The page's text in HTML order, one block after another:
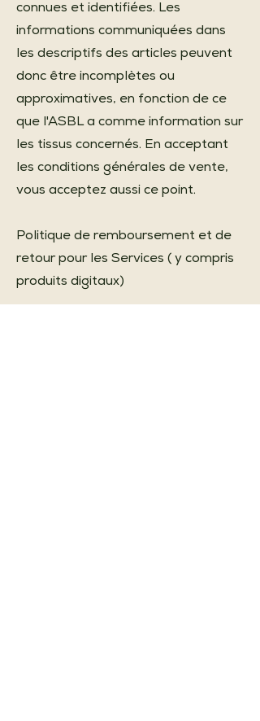
connues et identifiées. Les
informations communiquées dans
les descriptifs des articles peuvent
donc être incomplètes ou
approximatives, en fonction de ce
que l'ASBL a comme information sur
les tissus concernés. En acceptant
les conditions générales de vente,
vous acceptez aussi ce point.
Politique de remboursement et de
retour pour les Services ( y compris
produits digitaux)